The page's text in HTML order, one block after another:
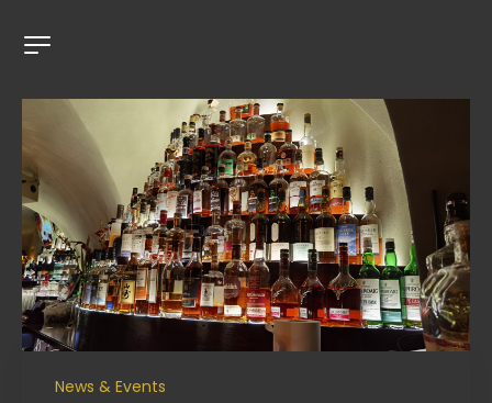
News & Events